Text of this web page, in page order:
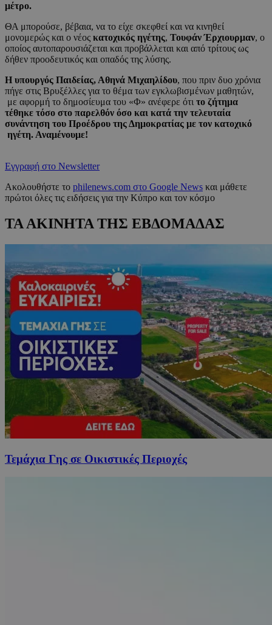
μέτρο.
ΘΑ μπορούσε, βέβαια, να το είχε σκεφθεί και να κινηθεί
μονομερώς και ο νέος κατοχικός ηγέτης, Τουφάν Έρχιουρμαν, ο
οποίος αυτοπαρουσιάζεται και προβάλλεται και από τρίτους ως
δήθεν προοδευτικός και οπαδός της λύσης.
Η υπουργός Παιδείας, Αθηνά Μιχαηλίδου, που πριν δυο χρόνια
πήγε στις Βρυξέλλες για το θέμα των εγκλωβισμένων μαθητών,
με αφορμή το δημοσίευμα του «Φ» ανέφερε ότι το ζήτημα
τέθηκε τόσο στο παρελθόν όσο και κατά την τελευταία
συνάντηση του Προέδρου της Δημοκρατίας με τον κατοχικό
ηγέτη. Αναμένουμε!
Εγγραφή στο Newsletter
Ακολουθήστε το philenews.com στο Google News και μάθετε
πρώτοι όλες τις ειδήσεις για την Κύπρο και τον κόσμο
ΤΑ ΑΚΙΝΗΤΑ ΤΗΣ ΕΒΔΟΜΑΔΑΣ
Τεμάχια Γης σε Οικιστικές Περιοχές